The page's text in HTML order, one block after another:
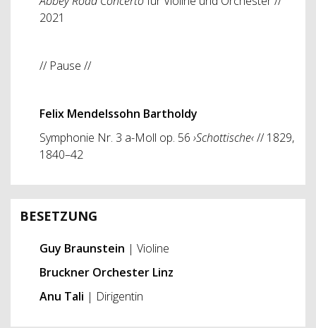
2021
// Pause //
Felix Mendelssohn Bartholdy
Symphonie Nr. 3 a-Moll op. 56 ›Schottische‹// 1829,
1840–42
BESETZUNG
Guy Braunstein | Violine
Bruckner Orchester Linz
Anu Tali | Dirigentin